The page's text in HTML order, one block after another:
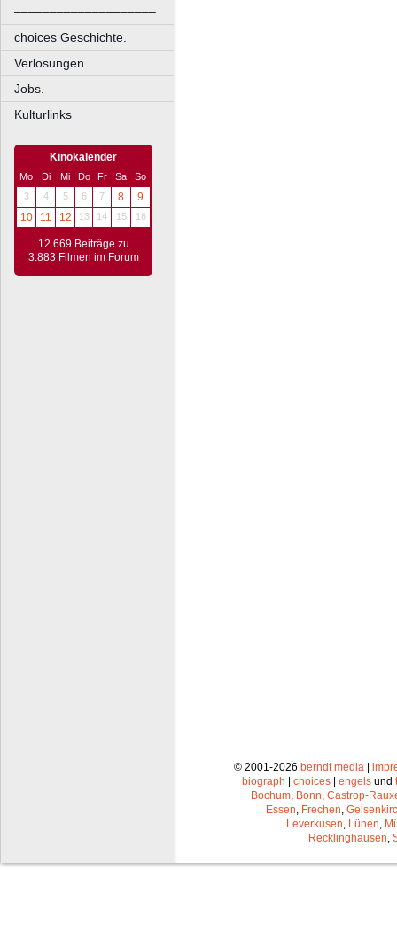
––––––––––––––––––––
choices Geschichte.
Verlosungen.
Jobs.
Kulturlinks
Kinokalender
Mo Di Mi Do Fr Sa
So
3
4 5 6 7 8
9
10
11 12 13 14 15 16
12.669 Beiträge zu
3.883 Filmen im Forum
© 2001-2026 berndt media |
biograph | choices | engels und
Bochum Bonn Castrop-
Essen Frechen
Leverkusen Lünen
Recklinghausen